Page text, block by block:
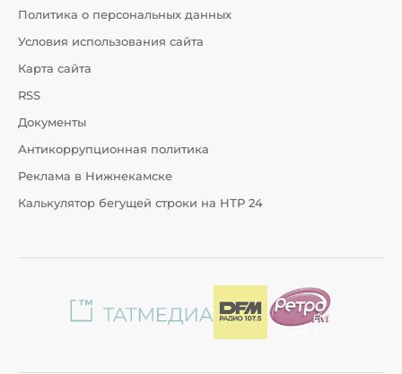
Политика о персональных данных
Условия использования сайта
Карта сайта
RSS
Документы
Антикоррупционная политика
Реклама в Нижнекамске
Калькулятор бегущей строки на НТР 24